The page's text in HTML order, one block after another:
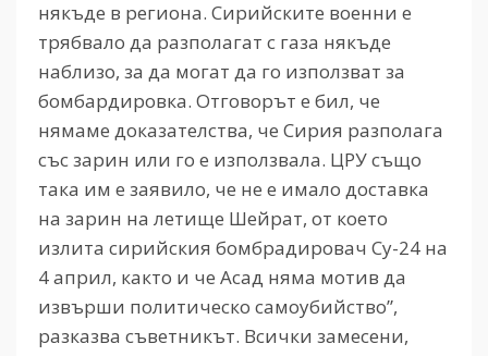
някъде в региона. Сирийските военни е
трябвало да разполагат с газа някъде
наблизо, за да могат да го използват за
бомбардировка. Отговорът е бил, че
нямаме доказателства, че Сирия разполага
със зарин или го е използвала. ЦРУ също
така им е заявило, че не е имало доставка
на зарин на летище Шейрат, от което
излита сирийския бомбрадировач Су-24 на
4 април, както и че Асад няма мотив да
извърши политическо самоубийство”,
разказва съветникът. Всички замесени,